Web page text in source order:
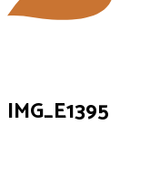
IMG_E1395